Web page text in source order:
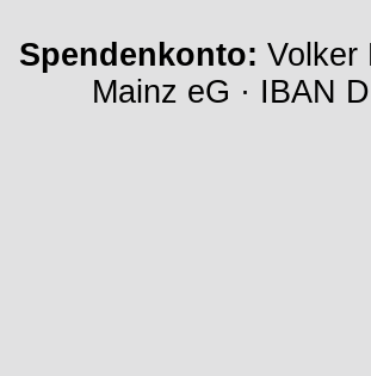
Spendenkonto: Volker
Mainz eG · IBAN